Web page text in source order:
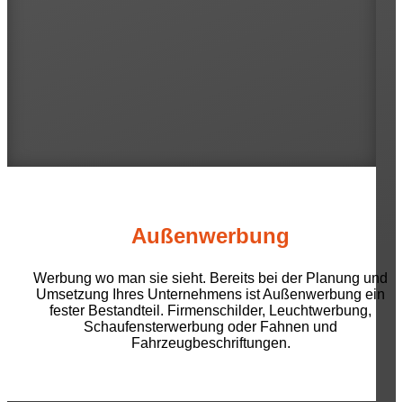
Außenwerbung
Werbung wo man sie sieht. Bereits bei der Planung und
Umsetzung Ihres Unternehmens ist Außenwerbung ein
fester Bestandteil. Firmenschilder, Leuchtwerbung,
Schaufensterwerbung oder Fahnen und
Fahrzeugbeschriftungen.